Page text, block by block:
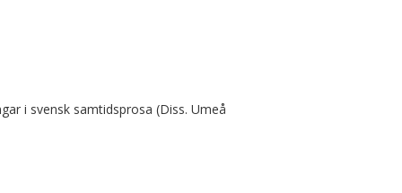
i svensk samtidsprosa (Diss. Umeå